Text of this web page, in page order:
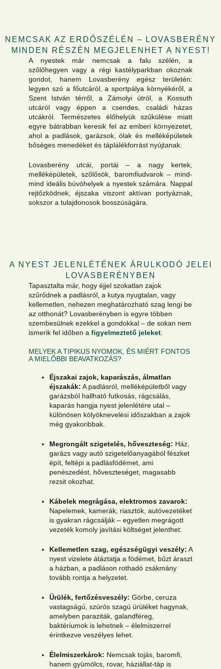
NEMCSAK AZ ERDŐSZÉLÉN – LOVASBERÉNY
MINDEN RÉSZÉN MEGJELENHET A NYEST!
A nyestek már nemcsak a falu szélén, a
szőlőhegyen vagy a régi kastélyparkban okoznak
gondot, hanem Lovasberény egész területén:
legyen szó a főutcáról, a sportpálya környékéről, a
Szent István térről, a Zámolyi útról, a Kossuth
utcáról vagy éppen a csendes, családi házas
utcákról. Természetes élőhelyük szűkülése miatt
egyre bátrabban keresik fel az emberi környezetet,
ahol a padlások, garázsok, ólak és melléképületek
bőséges menedéket és táplálékforrást nyújtanak.
Lovasberény utcái, portái – a nagy kertek,
melléképületek, szőlősök, baromfiudvarok – mind-
mind ideális búvóhelyek a nyestek számára. Nappal
rejtőzködnek, éjszaka viszont aktívan portyáznak,
sokszor a tulajdonosok bosszúságára.
A NYEST JELENLÉTÉNEK ÁRULKODÓ JELEI
LOVASBERÉNYBEN
Tapasztalta már, hogy éjjel szokatlan zajok
szűrődnek a padlásról, a kutya nyugtalan, vagy
kellemetlen, nehezen meghatározható szag lengi be
az otthonát? Lovasberényben is egyre többen
szembesülnek ezekkel a gondokkal – de sokan nem
ismerik fel időben a figyelmeztető jeleket.
MELYEK A TIPIKUS NYOMOK, ÉS MIÉRT FONTOS
A MIELŐBBI BEAVATKOZÁS?
Éjszakai zajok, kaparászás, álmatlan
éjszakák: A padlásról, melléképületből vagy
garázsból hallható futkosás, rágcsálás,
kaparás hangja nyest jelenlétére utal –
különösen kölyöknevelési időszakban a zajok
még gyakoribbak.
Megrongált szigetelés, hőveszteség: Ház,
garázs vagy autó szigetelőanyagából fészket
épít, feltépi a padlásfödémet, ami
penészedést, hőveszteséget, magasabb
rezsit okozhat.
Kábelek megrágása, elektromos zavarok:
Napelemek, kamerák, riasztók, autóvezetéket
is gyakran rágcsálják – egyetlen megrágott
vezeték komoly javítási költséget jelenthet.
Kellemetlen szag, egészségügyi veszély: A
nyest vizelete átáztatja a födémet, bűzt áraszt
a házban, a padláson rothadó zsákmány
tovább rontja a helyzetet.
Ürülék, fertőzésveszély: Görbe, ceruza
vastagságú, szúrós szagú ürüléket hagynak,
amelyben paraziták, galandféreg,
baktériumok is lehetnek – élelmiszerrel
érintkezve veszélyes lehet.
Élelmiszerkárok: Nemcsak tojás, baromfi,
hanem gyümölcs, rovar, háziállat-táp is